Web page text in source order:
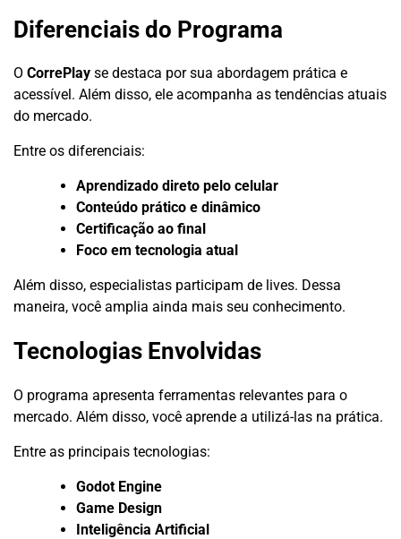
Diferenciais do Programa
O CorrePlay se destaca por sua abordagem prática e
acessível. Além disso, ele acompanha as tendências atuais
do mercado.
Entre os diferenciais:
Aprendizado direto pelo celular
Conteúdo prático e dinâmico
Certificação ao final
Foco em tecnologia atual
Além disso, especialistas participam de lives. Dessa
maneira, você amplia ainda mais seu conhecimento.
Tecnologias Envolvidas
O programa apresenta ferramentas relevantes para o
mercado. Além disso, você aprende a utilizá-las na prática.
Entre as principais tecnologias:
Godot Engine
Game Design
Inteligência Artificial